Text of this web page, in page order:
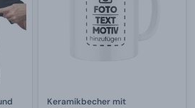
Keramikbecher mit